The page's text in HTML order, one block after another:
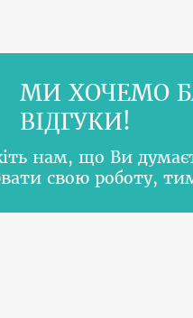
МИ ХОЧЕМО
ВІДГУКИ!
нам, що Ви
свою роботу,